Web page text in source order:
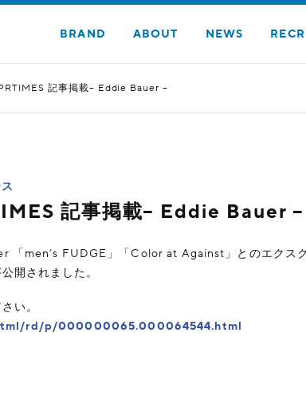
BRAND ABOUT NEWS
記事掲載– Eddie Bauer –
記事掲載– Eddie Bauer –
「men’s FUDGE」「Color at Against」とのエクス
開されました。
い。
rd/p/000000065.000064544.html